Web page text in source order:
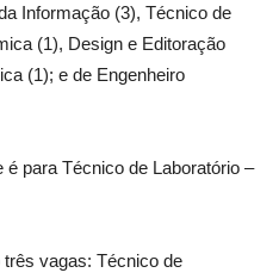
Informação (3), Técnico de
(1), Design e Editoração
(1); e de Engenheiro
para Técnico de Laboratório –
três vagas: Técnico de